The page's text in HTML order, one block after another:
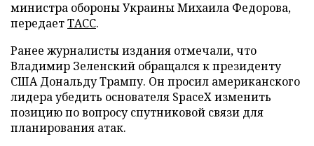
министра обороны Украины Михаила Федорова,
передаетТАСС.
Ранее журналисты издания отмечали, что
Владимир Зеленский обращался к президенту
США Дональду Трампу. Он просил американского
лидера убедить основателя SpaceX изменить
позицию по вопросу спутниковой связи для
планирования атак.